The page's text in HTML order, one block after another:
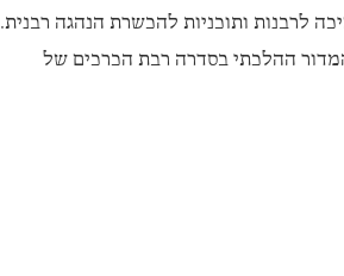
לרבנות ותוכניות להכשרת הנהגה רבנית.
ההלכתי בסדרה רבת הכרכים של